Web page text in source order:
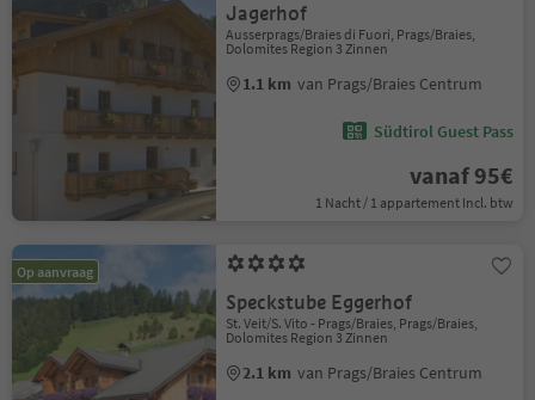
Jagerhof
Ausserprags/Braies di Fuori, Prags/Braies,
Dolomites Region 3 Zinnen
1.1 km van Prags/Braies Centrum
Südtirol Guest Pass
vanaf 95€
1 Nacht / 1 appartement Incl. btw
Op aanvraag
Speckstube Eggerhof
St. Veit/S. Vito - Prags/Braies, Prags/Braies,
Dolomites Region 3 Zinnen
2.1 km van Prags/Braies Centrum